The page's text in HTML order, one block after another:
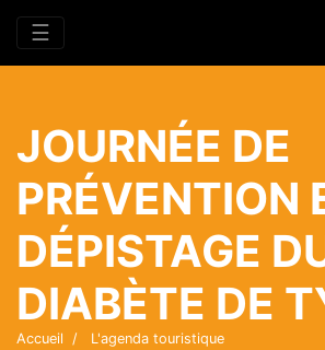
☰
JOURNÉE DE
PRÉVENTION
DÉPISTAGE
DIABÈTE DE
Accueil
L'agenda touristique